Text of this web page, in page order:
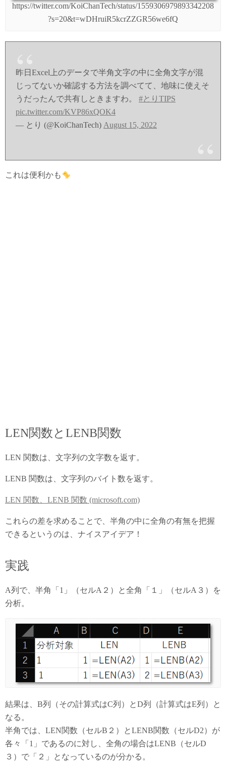
https://twitter.com/KoiChanTech/status/1559306979893342208
?s=20&t=wDHruiR5kcrZZGR56we6fQ
昨日Excel上のデータで半角文字の中に全角文字が混
じってないか確認する方法を調べてて、地味に使えそ
うだったんで共有しときますわ。 #とりTIPS
pic.twitter.com/KVP86xQOK4
— とり (@KoiChanTech) August 15, 2022
これは便利かも
LEN関数とLENB関数
LEN 関数は、文字列の文字数を返す。
LENB 関数は、文字列のバイト数を返す。
LEN 関数、LENB 関数 (microsoft.com)
これらの差を求めることで、半角の中に全角の有無を把握
できるというのは、ナイスアイデア！
実践
A列で、半角「1」（セルA２）と全角「１」（セルA３）を
分析。
結果は、B列（その計算式はC列）とD列（計算式はE列）と
なる。
半角では、LEN関数（セルB２）とLENB関数（セルD2）が
各々「1」であるのに対し、全角の場合はLENB（セルD
３）で「２」となっているのが分かる。